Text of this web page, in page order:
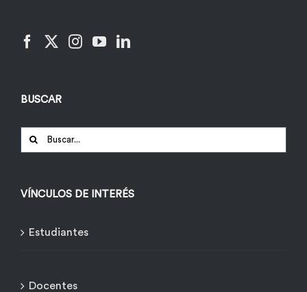
BUSCAR
Buscar:
VÍNCULOS DE INTERÉS
Estudiantes
Docentes